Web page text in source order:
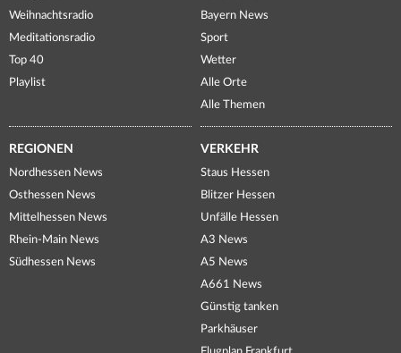
Weihnachtsradio
Meditationsradio
Top 40
Playlist
Bayern News
Sport
Wetter
Alle Orte
Alle Themen
REGIONEN
Nordhessen News
Osthessen News
Mittelhessen News
Rhein-Main News
Südhessen News
VERKEHR
Staus Hessen
Blitzer Hessen
Unfälle Hessen
A3 News
A5 News
A661 News
Günstig tanken
Parkhäuser